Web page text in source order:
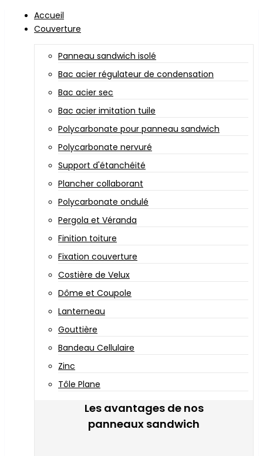
Accueil
Couverture
Panneau sandwich isolé
Bac acier régulateur de condensation
Bac acier sec
Bac acier imitation tuile
Polycarbonate pour panneau sandwich
Polycarbonate nervuré
Support d'étanchéité
Plancher collaborant
Polycarbonate ondulé
Pergola et Véranda
Finition toiture
Fixation couverture
Costière de Velux
Dôme et Coupole
Lanterneau
Gouttière
Bandeau Cellulaire
Zinc
Tôle Plane
Les avantages de nos
panneaux sandwich